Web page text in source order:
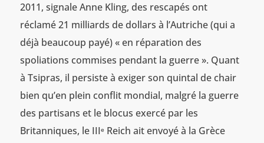
2011, signale Anne Kling, des rescapés ont
réclamé 21 milliards de dollars à l’Autriche (qui a
déjà beaucoup payé) « en réparation des
spoliations commises pendant la guerre ». Quant
à Tsipras, il persiste à exiger son quintal de chair
bien qu’en plein conflit mondial, malgré la guerre
des partisans et le blocus exercé par les
Britanniques, le IIIeReich ait envoyé à la Grèce